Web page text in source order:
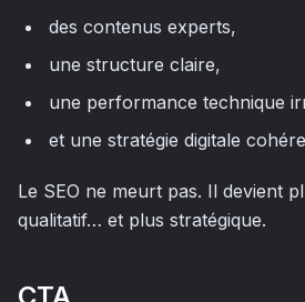
des contenus experts,
une structure claire,
une performance technique
et une stratégie digitale
Le SEO ne meurt pas. Il devient
qualitatif… et plus stratégique.